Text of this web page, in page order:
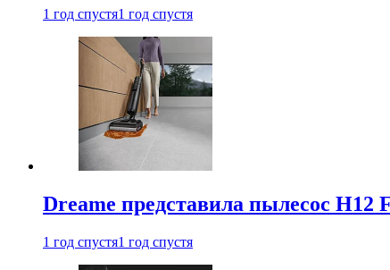
1 год спустя1 год спустя
Dreame представила пылесос H12
1 год спустя1 год спустя